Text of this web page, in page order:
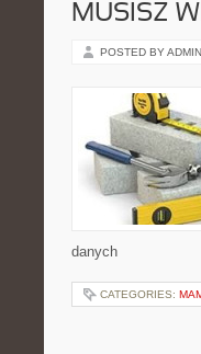
MUSISZ
POSTED BY ADMIN
danych
CATEGORIES: